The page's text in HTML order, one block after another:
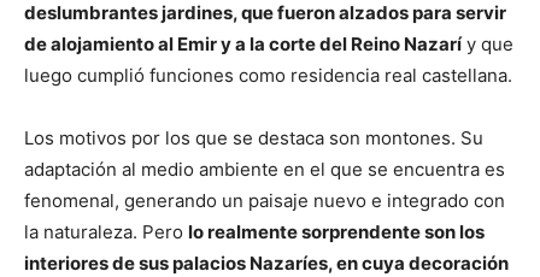
deslumbrantes jardines, que fueron alzados para servir
de alojamiento al Emir y a la corte del Reino Nazaríy que
luego cumplió funciones como residencia real castellana.
Los motivos por los que se destaca son montones. Su
adaptación al medio ambiente en el que se encuentra es
fenomenal, generando un paisaje nuevo e integrado con
la naturaleza. Pero lo realmente sorprendente son los
interiores de sus palacios Nazaríes, en cuya decoración